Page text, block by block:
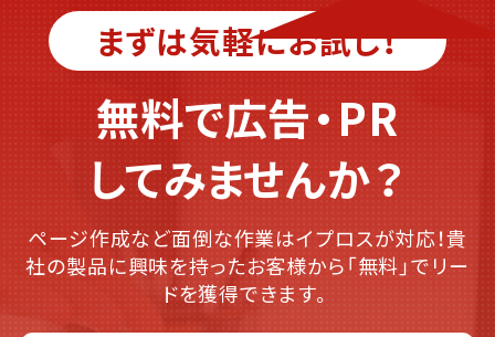
まずは気軽にお試し！
無料で広告・PR
してみませんか？
ページ作成など面倒な作業はイプロスが対応！貴
社の製品に興味を持ったお客様から「無料」でリー
ドを獲得できます。